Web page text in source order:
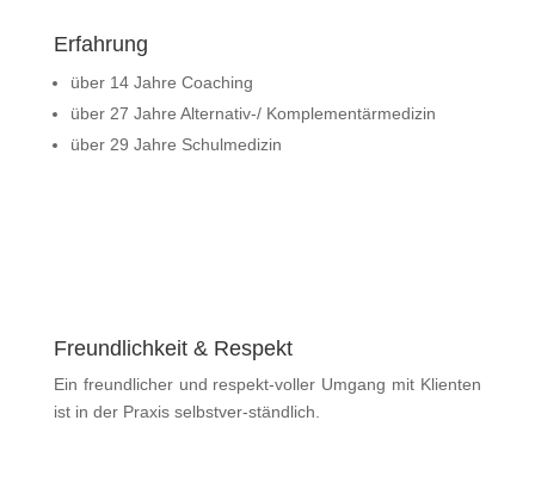
Erfahrung
über 14 Jahre Coaching
über 27 Jahre Alternativ-/ Komplementärmedizin
über 29 Jahre Schulmedizin
Freundlichkeit & Respekt
Ein freundlicher und respekt-voller Umgang mit Klienten
ist in der Praxis selbstver-ständlich.